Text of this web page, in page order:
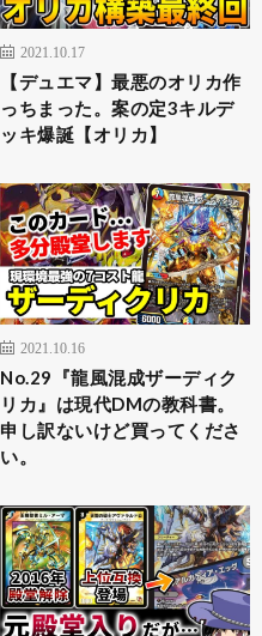
2021.10.17
【デュエマ】最悪のオリカ作
っちまった。案の定3キルデ
ッキ爆誕【オリカ】
2021.10.16
No.29『龍風混成ザーディク
リカ』は現代DMの教科書。
申し訳ないけど買ってくださ
い。